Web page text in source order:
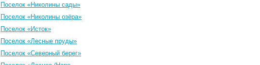
Поселок «Николины сады»
Поселок «Николины озёра»
Поселок «Исток»
Поселок «Лесные пруды»
Поселок «Северный берег»